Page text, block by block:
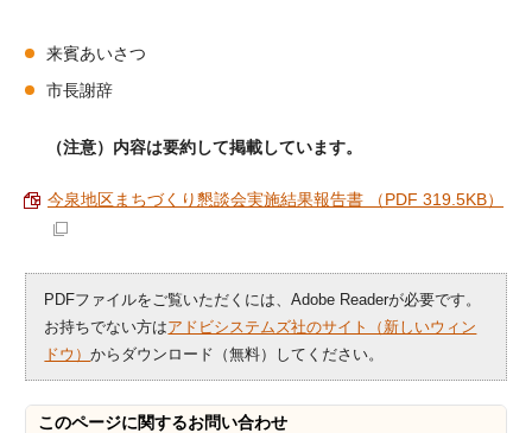
来賓あいさつ
市長謝辞
（注意）内容は要約して掲載しています。
今泉地区まちづくり懇談会実施結果報告書 （PDF 319.5KB）
PDFファイルをご覧いただくには、Adobe Readerが必要です。
お持ちでない方はアドビシステムズ社のサイト（新しいウィン
ドウ）からダウンロード（無料）してください。
このページに関するお問い合わせ